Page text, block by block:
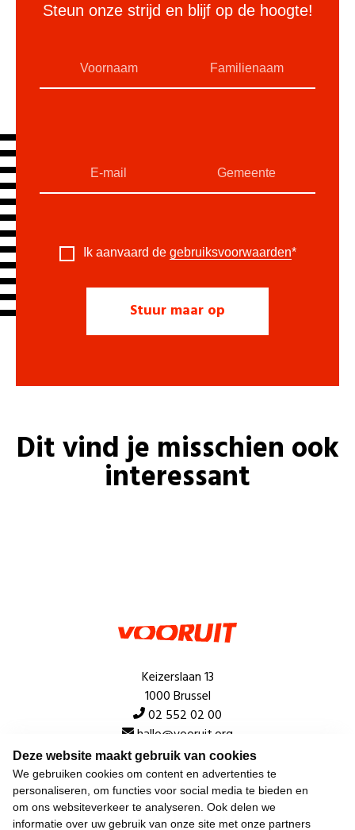
Deze website maakt gebruik van cookies
We gebruiken cookies om content en advertenties te
personaliseren, om functies voor social media te bieden en
om ons websiteverkeer te analyseren. Ook delen we
informatie over uw gebruik van onze site met onze partners
Steun onze strijd en blijf op de hoogte!
Ik aanvaard de gebruiksvoorwaarden*
Dit vind je misschien ook
interessant
Keizerslaan 13
1000 Brussel
02 552 02 00
hallo@vooruit.org
Snel
Over de beweging